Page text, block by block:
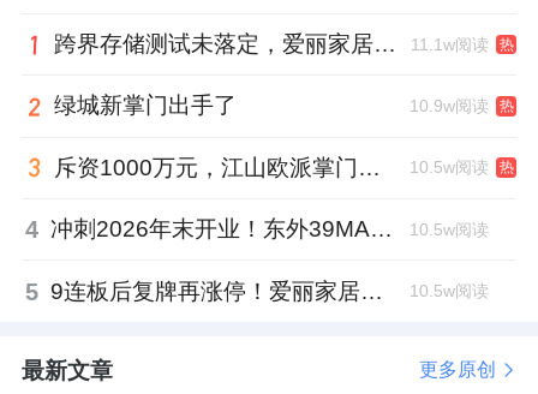
跨界存储测试未落定，爱丽家居复牌前自揭多重风险 11.1w阅读 热
绿城新掌门出手了 10.9w阅读 热
斥资1000万元，江山欧派掌门人吴水根加码创投基金 10.5w阅读 热
4 冲刺2026年末开业！东外39MALL全球招商启幕，重构东直门商圈格局 10.5w阅读
5 9连板后复牌再涨停！爱丽家居市盈率318倍，跨界收购案尚未落地 10.5w阅读
最新文章 更多原创